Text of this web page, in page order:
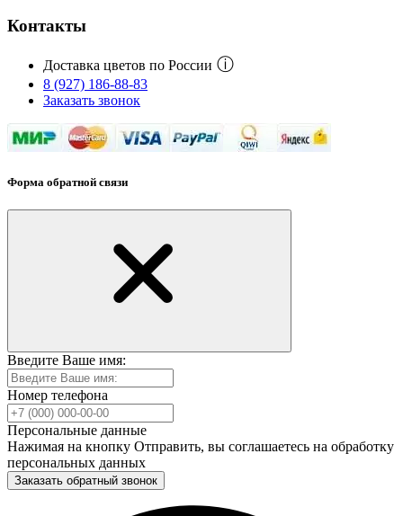
Контакты
Доставка цветов по России ⓘ
8 (927) 186-88-83
Заказать звонок
Форма обратной связи
Введите Ваше имя:
Номер телефона
Персональные данные
Нажимая на кнопку Отправить, вы соглашаетесь на обработку
персональных данных
Заказать обратный звонок